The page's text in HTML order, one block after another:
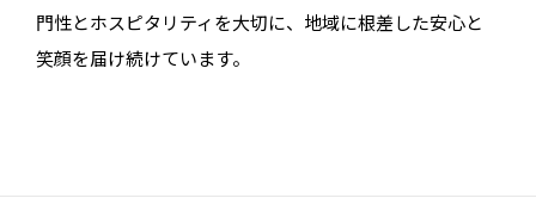
門性とホスピタリティを大切に、地域に根差した安心と
笑顔を届け続けています。